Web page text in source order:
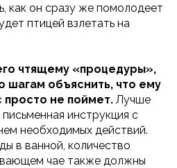
как он сразу же помолодеет
птицей взлетать на
чтящему «процедуры»,
шагам объяснить, что ему
просто не поймет. Лучше
инструкция с
необходимых действий.
в ванной, количество
чае также должны